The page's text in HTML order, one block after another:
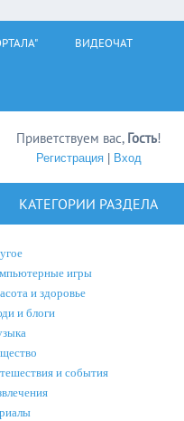
ВИДЕОЧАТ
Приветствуем вас, Гость!
Регистрация| Вход
КАТЕГОРИИ РАЗДЕЛА
игры
и здоровье
и блоги
и события